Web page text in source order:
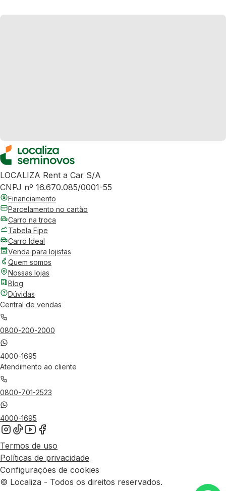
LOCALIZA Rent a Car S/A
CNPJ nº 16.670.085/0001-55
Financiamento
Parcelamento no cartão
Carro na troca
Tabela Fipe
Carro Ideal
Venda para lojistas
Quem somos
Nossas lojas
Blog
Dúvidas
Central de vendas
0800-200-2000
4000-1695
Atendimento ao cliente
0800-701-2523
4000-1695
Termos de uso
Políticas de privacidade
Configurações de cookies
© Localiza - Todos os direitos reservados.